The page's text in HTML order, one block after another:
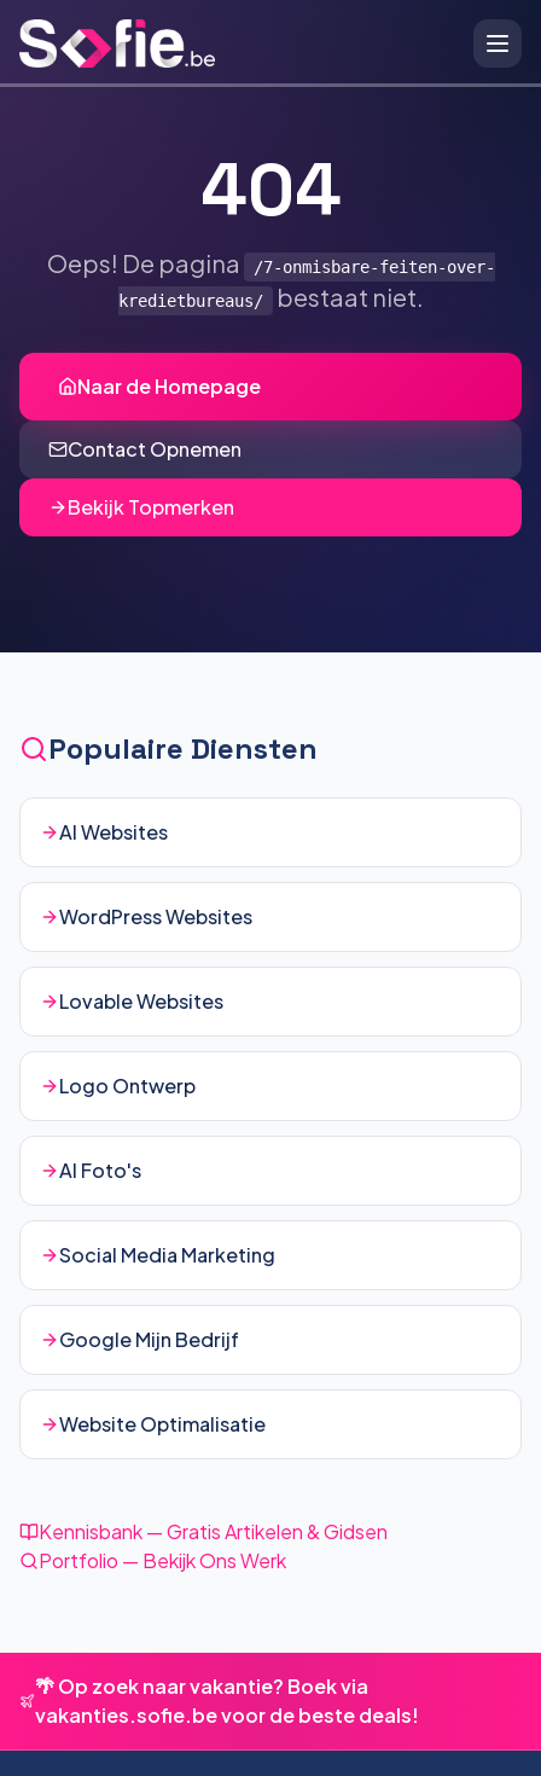
404
Oeps! De pagina
/7-onmisbare-feiten-over-
kredietbureaus/
bestaat niet.
Naar de Homepage
Contact Opnemen
Bekijk Topmerken
Populaire Diensten
AI Websites
WordPress Websites
Lovable Websites
Logo Ontwerp
AI Foto's
Social Media Marketing
Google Mijn Bedrijf
Website Optimalisatie
Kennisbank — Gratis Artikelen & Gidsen
Portfolio — Bekijk Ons Werk
🌴 Op zoek naar vakantie? Boek via
vakanties.sofie.be voor de beste deals!